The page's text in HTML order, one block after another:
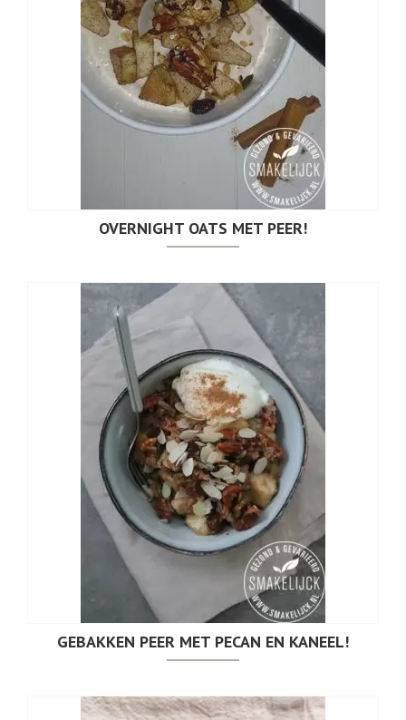
OVERNIGHT OATS MET PEER!
GEBAKKEN PEER MET PECAN EN KANEEL!